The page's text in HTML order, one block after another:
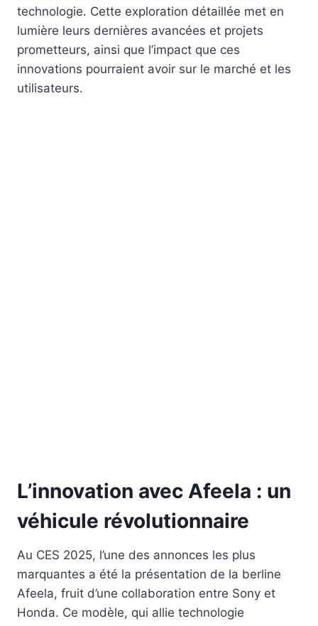
technologie. Cette exploration détaillée met en
lumière leurs dernières avancées et projets
prometteurs, ainsi que l’impact que ces
innovations pourraient avoir sur le marché et les
utilisateurs.
L’innovation avec Afeela : un
véhicule révolutionnaire
Au CES 2025, l’une des annonces les plus
marquantes a été la présentation de la berline
Afeela, fruit d’une collaboration entre Sony et
Honda. Ce modèle, qui allie technologie